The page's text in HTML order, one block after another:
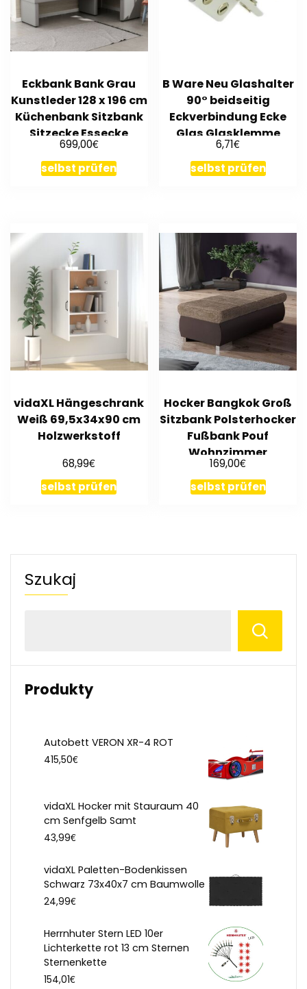
Eckbank Bank Grau
Kunstleder 128 x 196 cm
Küchenbank Sitzbank
Sitzecke Essecke
699,00€
selbst prüfen
B Ware Neu Glashalter
90° beidseitig
Eckverbindung Ecke
Glas Glasklemme
Dusche
6,71€
selbst prüfen
vidaXL Hängeschrank
Weiß 69,5x34x90 cm
Holzwerkstoff
68,99€
selbst prüfen
Hocker Bangkok Groß
Sitzbank Polsterhocker
Fußbank Pouf
Wohnzimmer
Polstergarnitur
169,00€
selbst prüfen
Szukaj
Produkty
Autobett VERON XR-4 ROT
415,50€
vidaXL Hocker mit Stauraum 40
cm Senfgelb Samt
43,99€
vidaXL Paletten-Bodenkissen
Schwarz 73x40x7 cm Baumwolle
24,99€
Herrnhuter Stern LED 10er
Lichterkette rot 13 cm Sternen
Sternenkette
154,01€